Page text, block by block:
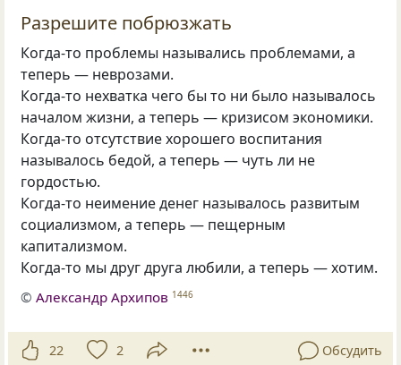
Разрешите побрюзжать
Когда-то проблемы назывались проблемами, а
теперь — неврозами.
Когда-то нехватка чего бы то ни было называлось
началом жизни, а теперь — кризисом экономики.
Когда-то отсутствие хорошего воспитания
называлось бедой, а теперь — чуть ли не
гордостью.
Когда-то неимение денег называлось развитым
социализмом, а теперь — пещерным
капитализмом.
Когда-то мы друг друга любили, а теперь — хотим.
©Александр Архипов 1446
22 2 Обсудить